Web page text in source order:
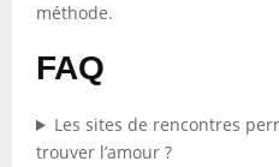
méthode.
FAQ
Les sites de rencontres
trouver l’amour ?